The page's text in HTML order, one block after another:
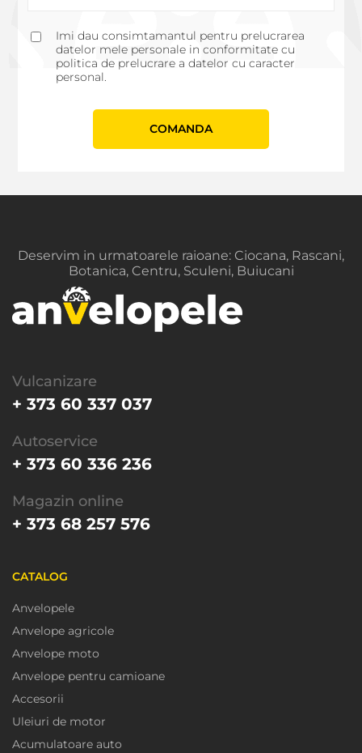
Imi dau consimtamantul pentru prelucrarea
datelor mele personale in conformitate cu
politica de prelucrare a datelor cu caracter
personal.
СOMANDA
Deservim in urmatoarele raioane: Ciocana, Rascani,
Botanica, Centru, Sculeni, Buiucani
Vulcanizare
+ 373 60 337 037
Autoservice
+ 373 60 336 236
Magazin online
+ 373 68 257 576
CATALOG
Anvelopele
Anvelope agricole
Anvelope moto
Anvelope pentru camioane
Accesorii
Uleiuri de motor
Acumulatoare auto